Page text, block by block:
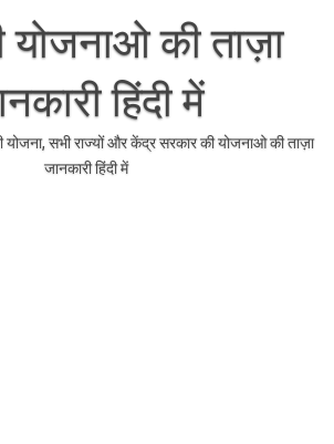
योजनाओ की ताज़ा
हिंदी में
योजना, सभी राज्यों और केंद्र सरकार की योजनाओ की ताज़ा
जानकारी हिंदी में